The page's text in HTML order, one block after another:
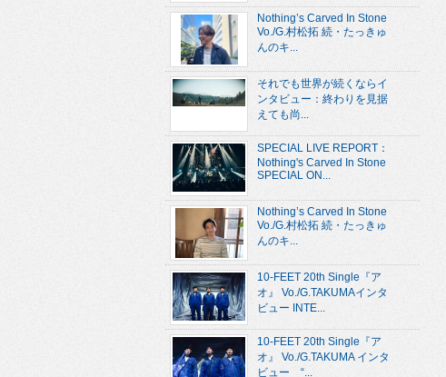
Nothing’s Carved In Stone
Vo./G.村松拓 続・たっきゅ
んのキ...
それでも世界が続くならイ
ンタビュー：終わりを見据
えても尚...
SPECIAL LIVE REPORT：
Nothing's Carved In Stone
SPECIAL ON...
Nothing’s Carved In Stone
Vo./G.村松拓 続・たっきゅ
んのキ...
10-FEET 20th Single『ア
オ』 Vo./G.TAKUMAインタ
ビュー INTE...
10-FEET 20th Single『ア
オ』 Vo./G.TAKUMA インタ
ビュー “...